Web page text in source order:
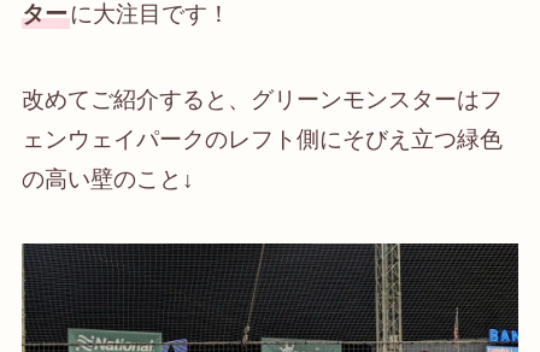
ターに大注目です！
改めてご紹介すると、グリーンモンスターはフ
ェンウェイパークのレフト側にそびえ立つ緑色
の高い壁のこと↓